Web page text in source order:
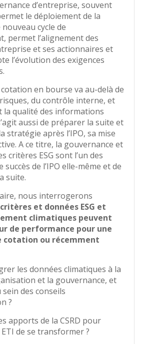
d’entreprise, souvent
le déploiement de la
cycle de
permet l’alignement des
et ses actionnaires et
l’évolution des exigences
en bourse va au-delà de
du contrôle interne, et
la qualité des informations
aussi de préparer la suite et
stratégie après l’IPO, sa mise
A ce titre, la gouvernance et
critères ESG sont l’un des
succès de l’IPO elle-même et de
suite.
nous interrogerons
et données ESG et
climatiques peuvent
de performance pour une
cotation ou récemment
les données climatiques à la
et la gouvernance, et
des conseils
?
apports de la CSRD pour
de se transformer ?